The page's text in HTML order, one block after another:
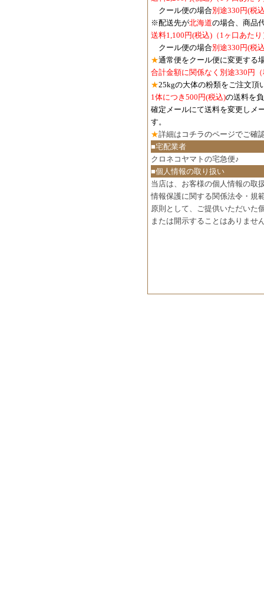
クール便の場合別途330円(税
※配送先が北海道の場合、商品
送料1,100円(税込) （1ヶ口あた
クール便の場合別途330円(税
★通常便をクール便に変更する
合計金額に関係なく別途330円
★25kgの大体の粉類をご注文頂
1体につき500円(税込)の送料を
確定メールにて送料を変更しメ
す。
★詳細は コチラのページでご確
■宅配業者
クロネコヤマトの宅急便♪
■個人情報の取り扱い
当店は、お客様の個人情報の取
情報保護に関する関係法令・規
原則として、ご提供いただいた
または開示することはありませ